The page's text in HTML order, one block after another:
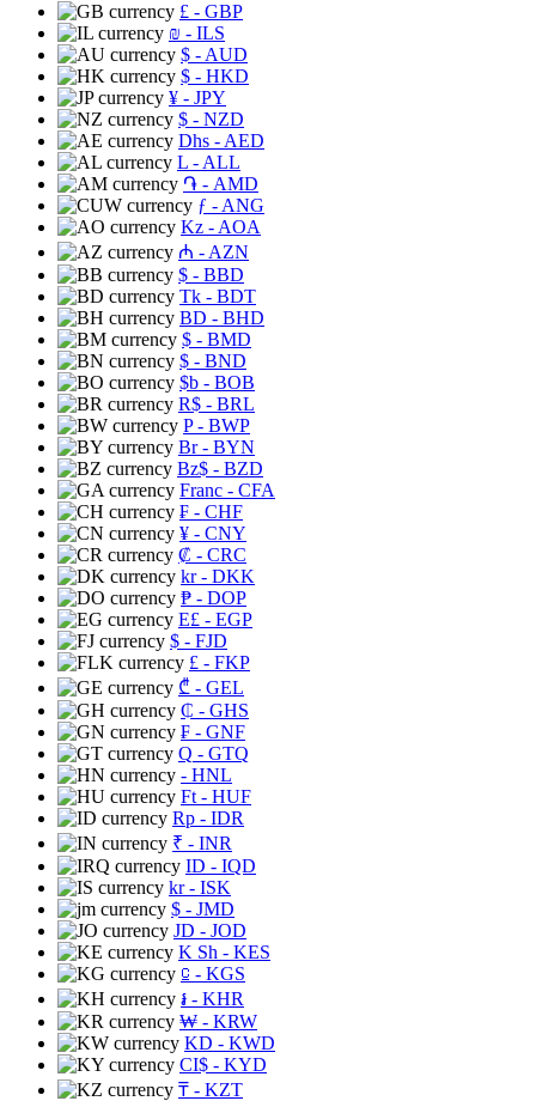
£ - GBP
₪ - ILS
$ - AUD
$ - HKD
¥ - JPY
$ - NZD
Dhs - AED
L - ALL
֏ - AMD
ƒ - ANG
Kz - AOA
₼ - AZN
$ - BBD
Tk - BDT
BD - BHD
$ - BMD
$ - BND
$b - BOB
R$ - BRL
P- BWP
Br- BYN
Bz$ - BZD
Franc - CFA
₣ - CHF
¥ - CNY
₡ - CRC
kr- DKK
₱ - DOP
E£ - EGP
$ - FJD
£ - FKP
₾ - GEL
₵ - GHS
₣ - GNF
Q - GTQ
- HNL
Ft - HUF
Rp - IDR
₹ - INR
ID - IQD
kr- ISK
$ - JMD
JD - JOD
K Sh - KES
⃀ - KGS
៛ - KHR
₩ - KRW
KD - KWD
CI$ - KYD
₸ - KZT